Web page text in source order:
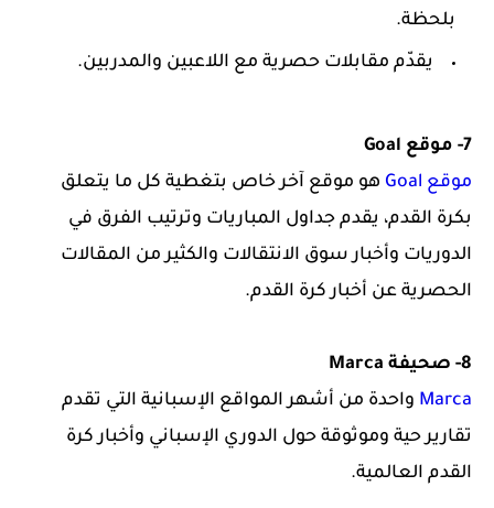
بلحظة.
يقدّم مقابلات حصرية مع اللاعبين والمدربين.
7- موقع Goal
موقع Goal
هو موقع آخر خاص بتغطية كل ما يتعلق
بكرة القدم، يقدم جداول المباريات وترتيب الفرق في
الدوريات وأخبار سوق الانتقالات والكثير من المقالات
الحصرية عن أخبار كرة القدم.
8- صحيفة Marca
Marca واحدة من أشهر المواقع الإسبانية التي تقدم
تقارير حية وموثوقة حول الدوري الإسباني وأخبار كرة
القدم العالمية.